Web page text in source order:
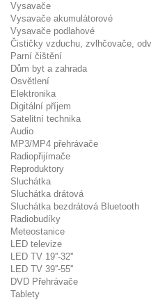
Vysavače
Vysavače akumulátorové
Vysavače podlahové
Čističky vzduchu, zvlhčovače,
Parní čištění
Dům byt a zahrada
Osvětlení
Elektronika
Digitální příjem
Satelitní technika
Audio
MP3/MP4 přehrávače
Radiopřijímače
Reproduktory
Sluchátka
Sluchátka drátová
Sluchátka bezdrátová Bluetooth
Radiobudíky
Meteostanice
LED televize
LED TV 19''-32''
LED TV 39''-55''
DVD Přehrávače
Tablety